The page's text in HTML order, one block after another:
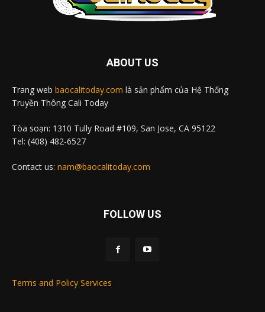
ABOUT US
Trang web baocalitoday.com là sản phẩm của Hệ Thống
Truyền Thông Cali Today
Tòa soạn: 1310 Tully Road #109, San Jose, CA 95122
Tel: (408) 482-6527
Contact us: nam@baocalitoday.com
FOLLOW US
Terms and Policy Services